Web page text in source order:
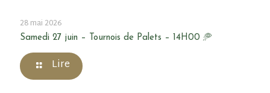
28 mai 2026
Samedi 27 juin – Tournois de Palets – 14H00 🥏
Lire